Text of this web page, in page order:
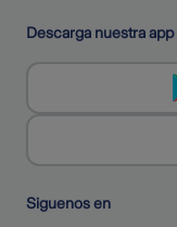
Descarga nuestra app
Siguenos en